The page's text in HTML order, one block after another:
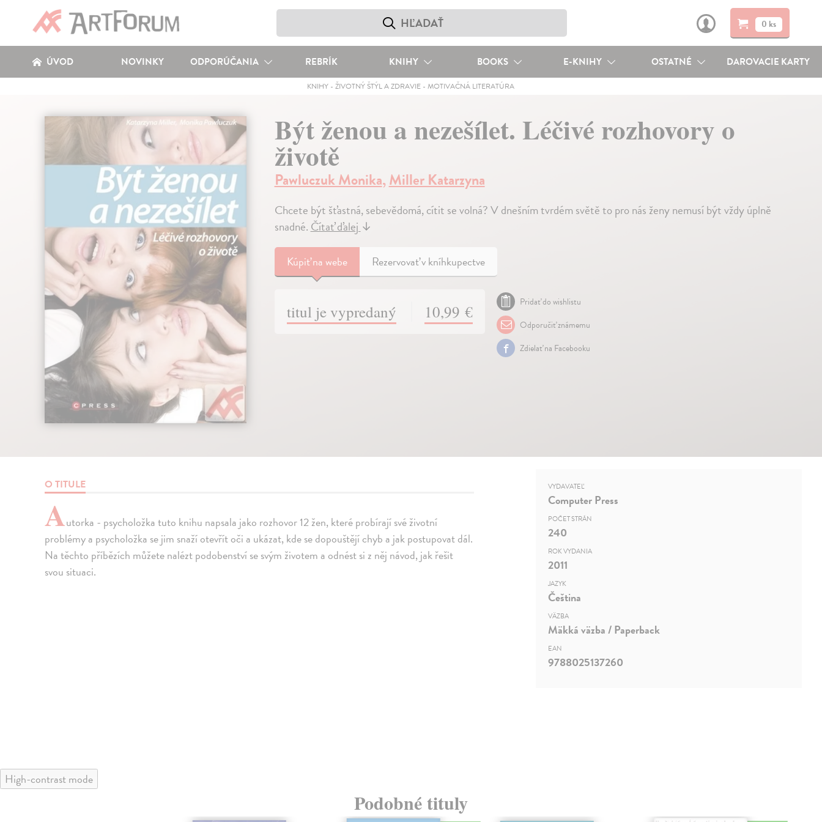
0 ks
ÚVOD NOVINKY ODPORÚČANIA REBRÍK KNIHY BOOKS E-KNIHY OSTATNÉ DAROVACIE KARTY
KNIHY -ŽIVOTNÝ ŠTÝL A ZDRAVIE -MOTIVAČNÁ LITERATÚRA
Být ženou a nezešílet. Léčivé rozhovory o
životě
Pawluczuk Monika,Miller Katarzyna
Chcete být šťastná, sebevědomá, cítit se volná? V dnešním tvrdém světě to pro nás ženy nemusí být vždy úplně
snadné.Čítať ďalej↓
Kúpiťna webe Rezervovať v kníhkupectve
titul je vypredaný 10,99 €
Pridať do wishlistu
Odporučiť známemu
Zdielať na Facebooku
O TITULE
Autorka - psycholožka tuto knihu napsala jako rozhovor 12 žen, které probírají své životní
problémy a psycholožka se jim snaží otevřít oči a ukázat, kde se dopouštějí chyb a jak postupovat dál.
Na těchto příbězích můžete nalézt podobenství se svým životem a odnést si z něj návod, jak řešit
svou situaci.
VYDAVATEĽ
Computer Press
POČET STRÁN
240
ROK VYDANIA
2011
JAZYK
Čeština
VÄZBA
Mäkká väzba / Paperback
EAN
9788025137260
High-contrast mode
Podobné tituly